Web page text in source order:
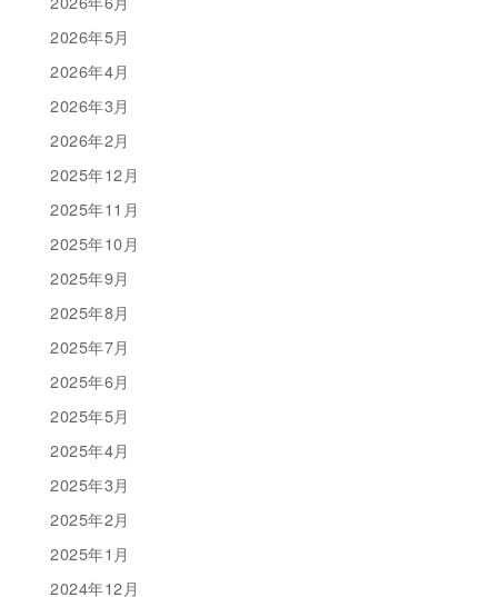
2026年5月
2026年4月
2026年3月
2026年2月
2025年12月
2025年11月
2025年10月
2025年9月
2025年8月
2025年7月
2025年6月
2025年5月
2025年4月
2025年3月
2025年2月
2025年1月
2024年12月